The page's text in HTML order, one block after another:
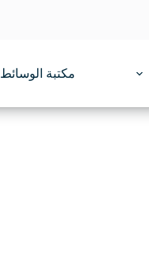
مكتبة الوسائط